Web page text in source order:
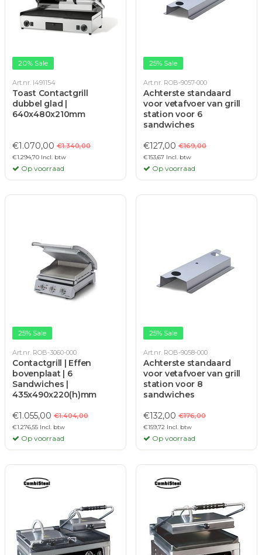
20% Sale
Art.nr. I491154
Toast Contactgrill
dubbel glad |
640x480x210mm
€1.070,00 €1.340,00
€1.294,70 Incl. btw
Op voorraad
25% Sale
Art.nr. ROB-9057-000
Achterste standaard
voor vetafvoer van grill
station voor 6
sandwiches
€127,00 €169,00
€153,67 Incl. btw
Op voorraad
25% Sale
Art.nr. ROB-3060-000
Contactgrill | Effen
bovenplaat | 6
Sandwiches |
435x490x220(h)mm
€1.055,00 €1.404,00
€1.276,55 Incl. btw
Op voorraad
25% Sale
Art.nr. ROB-9058-000
Achterste standaard
voor vetafvoer van grill
station voor 8
sandwiches
€132,00 €176,00
€159,72 Incl. btw
Op voorraad